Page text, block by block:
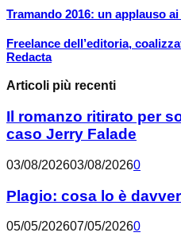
Tramando 2016: un applauso
Freelance dell’editoria,
Redacta
Articoli più recenti
Il romanzo ritirato per
caso Jerry Falade
03/08/202603/08/20260
Plagio: cosa lo è
05/05/202607/05/20260